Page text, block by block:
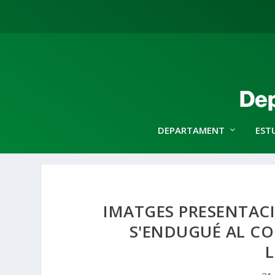
DEPARTAMENT
IMATGES
S'ENDUGUÉ AL